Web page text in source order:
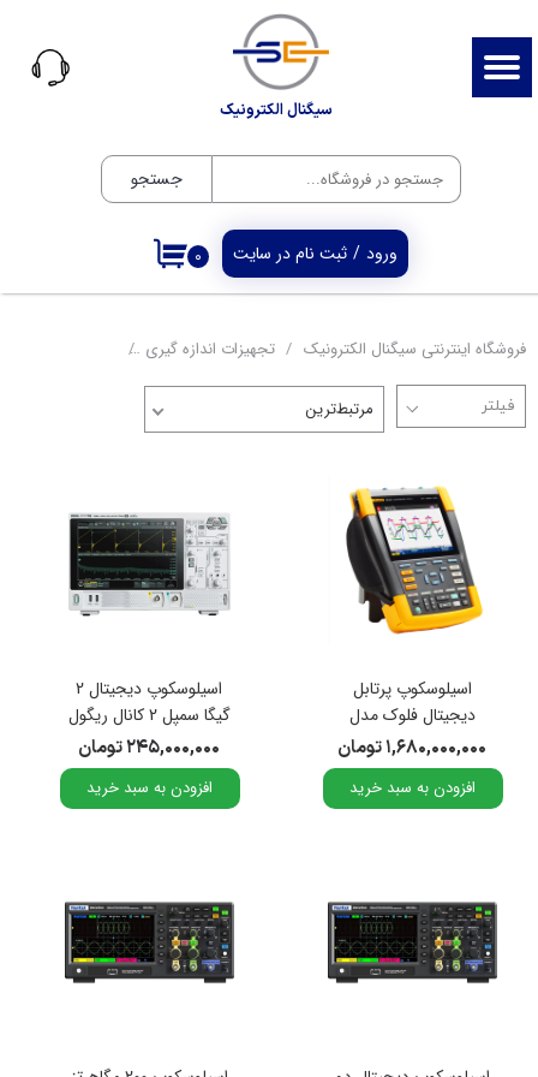
ورود / ثبت نام در سایت
حساب کاربری من
خروج از حساب کاربری
جستجو
۰
سیگنال الکترونیک
فروشگاه اینترنتی سیگنال الکترونیک تجهیزات اندازه گیری
مرتبط‌ترین
اسیلوسکوپ پرتابل
دیجیتال فلوک مدل
Fluke 190-204-III
۱,۶۸۰,۰۰۰,۰۰۰ تومان
افزودن به سبد خرید
اسیلوسکوپ دیجیتال 2
گیگا سمپل 2 کانال ریگول
مدل DHO1102
۲۴۵,۰۰۰,۰۰۰ تومان
افزودن به سبد خرید